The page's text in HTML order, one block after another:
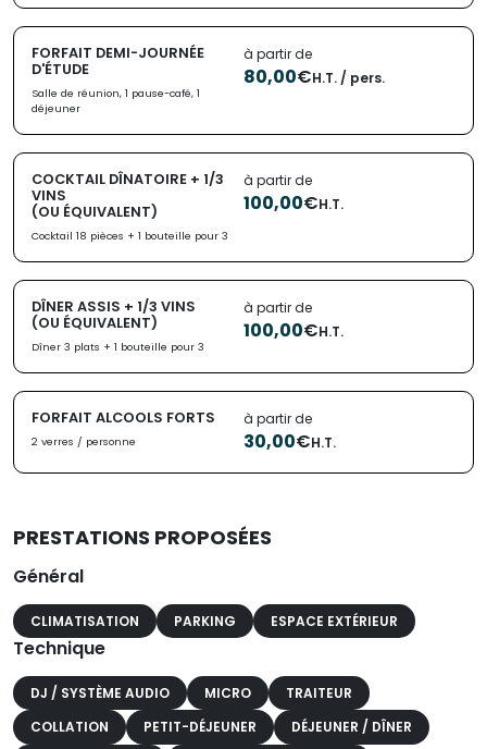
FORFAIT DEMI-JOURNÉE
D'ÉTUDE
Salle de réunion, 1 pause-café, 1
déjeuner
à partir de
80,00€H.T. / pers.
COCKTAIL DÎNATOIRE + 1/3
VINS
(OU ÉQUIVALENT)
Cocktail 18 pièces + 1 bouteille pour 3
à partir de
100,00€H.T.
DÎNER ASSIS + 1/3 VINS
(OU ÉQUIVALENT)
Dîner 3 plats + 1 bouteille pour 3
à partir de
100,00€H.T.
FORFAIT ALCOOLS FORTS
2 verres / personne
à partir de
30,00€H.T.
PRESTATIONS PROPOSÉES
Général
CLIMATISATION PARKING ESPACE EXTÉRIEUR
Technique
DJ / SYSTÈME AUDIO MICRO
TRAITEUR
COLLATION
PETIT-DÉJEUNER DÉJEUNER / DÎNER